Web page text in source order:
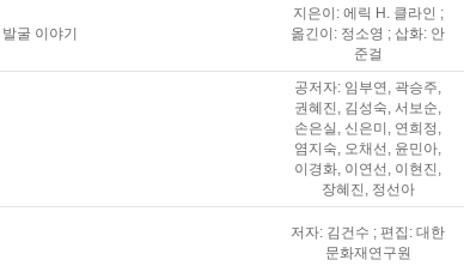
굴 이야기
지은이: 에릭 H. 클라인 ;
옮긴이: 정소영 ; 삽화: 안
준걸
공저자: 임부연, 곽승주,
권혜진, 김성숙, 서보순,
손은실, 신은미, 연희정,
염지숙, 오채선, 윤민아,
이경화, 이연선, 이현진,
장혜진, 정선아
저자: 김건수 ; 편집: 대한
문화재연구원